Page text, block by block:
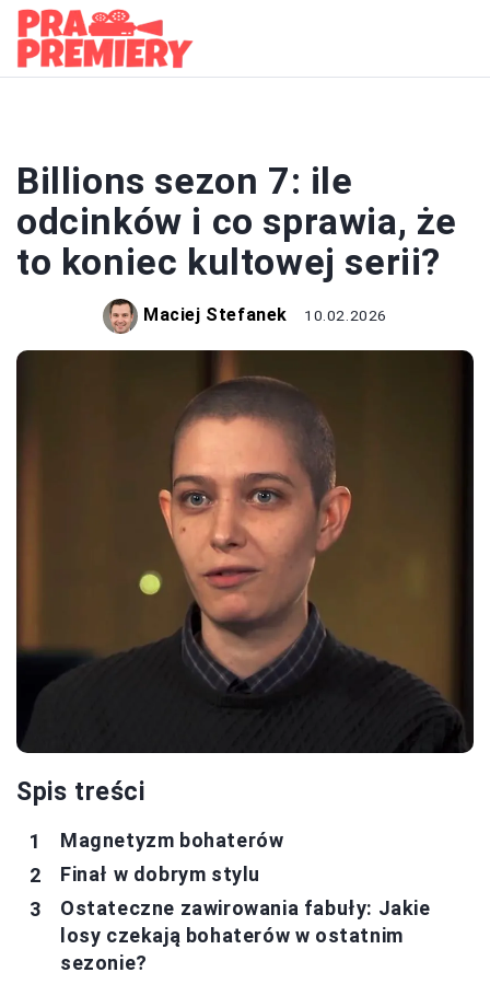
Billions sezon 7: ile
odcinków i co sprawia, że
to koniec kultowej serii?
Maciej Stefanek 10.02.2026
Spis treści
Magnetyzm bohaterów
Finał w dobrym stylu
Ostateczne zawirowania fabuły: Jakie
losy czekają bohaterów w ostatnim
sezonie?